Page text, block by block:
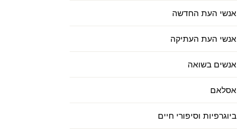
אנשי העת החדשה
אנשי העת העתיקה
אנשים בשואה
אסלאם
ביוגרפיות וסיפורי חיים